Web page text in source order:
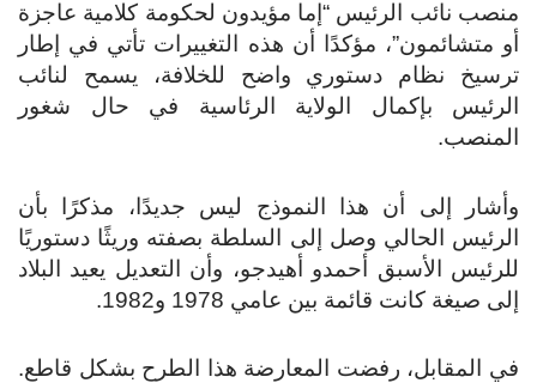
منصب نائب الرئيس “إما مؤيدون لحكومة كلامية عاجزة
أو متشائمون”، مؤكدًا أن هذه التغييرات تأتي في إطار
ترسيخ نظام دستوري واضح للخلافة، يسمح لنائب
الرئيس بإكمال الولاية الرئاسية في حال شغور
المنصب.
وأشار إلى أن هذا النموذج ليس جديدًا، مذكرًا بأن
الرئيس الحالي وصل إلى السلطة بصفته وريثًا دستوريًا
للرئيس الأسبق أحمدو أهيدجو، وأن التعديل يعيد البلاد
إلى صيغة كانت قائمة بين عامي 1978 و1982.
في المقابل، رفضت المعارضة هذا الطرح بشكل قاطع.